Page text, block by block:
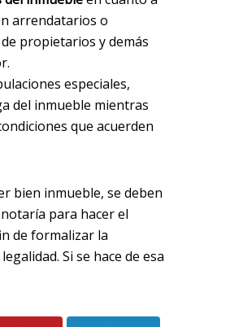
arrendatarios o
propietarios y demás
especiales,
del inmueble mientras
que acuerden
bien inmueble, se deben
para hacer el
de formalizar la
Si se hace de esa